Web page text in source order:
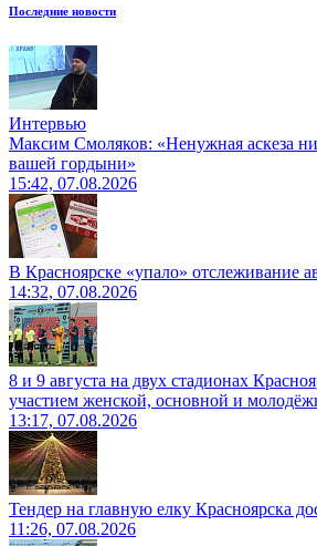
Последние новости
Интервью
Максим Смоляков: «Ненужная аскеза
вашей гордыни»
15:42, 07.08.2026
В Красноярске «упало» отслеживание
14:32, 07.08.2026
8 и 9 августа на двух стадионах
участием женской, основной и
13:17, 07.08.2026
Тендер на главную елку Красноярска
11:26, 07.08.2026